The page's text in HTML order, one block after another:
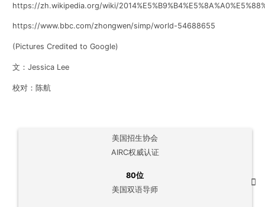
https://zh.wikipedia.org/wiki/
https://www.bbc.com/zhongwen/simp/world-54688655
(Pictures Credited to Google)
文：Jessica Lee
校对：陈航
美国招生协会
AIRC权威认证
80位
美国双语导师